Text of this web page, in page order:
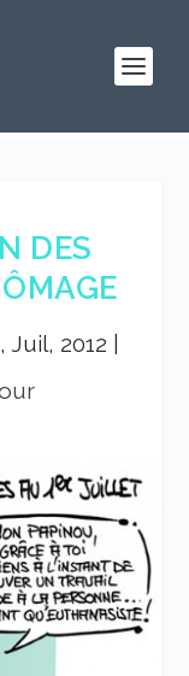
DES
Juil, 2012